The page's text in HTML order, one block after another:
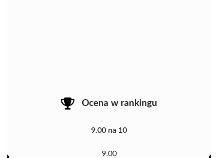
Ocena w rankingu
9.00 na 10
9.00